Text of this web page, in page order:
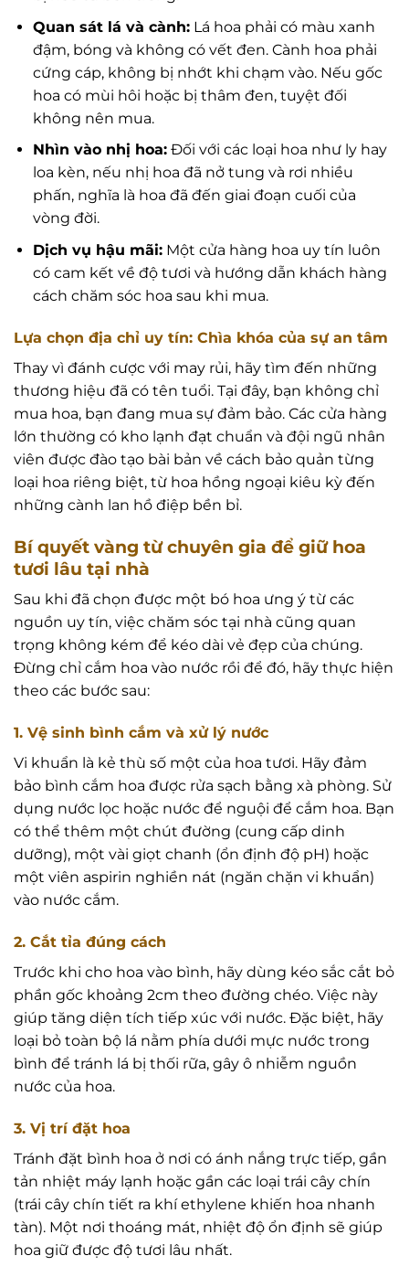
Quan sát lá và cành:Lá hoa phải có màu xanh
đậm, bóng và không có vết đen. Cành hoa phải
cứng cáp, không bị nhớt khi chạm vào. Nếu gốc
hoa có mùi hôi hoặc bị thâm đen, tuyệt đối
không nên mua.
Nhìn vào nhị hoa:Đối với các loại hoa như ly hay
loa kèn, nếu nhị hoa đã nở tung và rơi nhiều
phấn, nghĩa là hoa đã đến giai đoạn cuối của
vòng đời.
Dịch vụ hậu mãi:Một cửa hàng hoa uy tín luôn
có cam kết về độ tươi và hướng dẫn khách hàng
cách chăm sóc hoa sau khi mua.
Lựa chọn địa chỉ uy tín: Chìa khóa của sự an tâm
Thay vì đánh cược với may rủi, hãy tìm đến những
thương hiệu đã có tên tuổi. Tại đây, bạn không chỉ
mua hoa, bạn đang mua sự đảm bảo. Các cửa hàng
lớn thường có kho lạnh đạt chuẩn và đội ngũ nhân
viên được đào tạo bài bản về cách bảo quản từng
loại hoa riêng biệt, từ hoa hồng ngoại kiêu kỳ đến
những cành lan hồ điệp bền bỉ.
Bí quyết vàng từ chuyên gia để giữ hoa
tươi lâu tại nhà
Sau khi đã chọn được một bó hoa ưng ý từ các
nguồn uy tín, việc chăm sóc tại nhà cũng quan
trọng không kém để kéo dài vẻ đẹp của chúng.
Đừng chỉ cắm hoa vào nước rồi để đó, hãy thực hiện
theo các bước sau:
1. Vệ sinh bình cắm và xử lý nước
Vi khuẩn là kẻ thù số một của hoa tươi. Hãy đảm
bảo bình cắm hoa được rửa sạch bằng xà phòng. Sử
dụng nước lọc hoặc nước để nguội để cắm hoa. Bạn
có thể thêm một chút đường (cung cấp dinh
dưỡng), một vài giọt chanh (ổn định độ pH) hoặc
một viên aspirin nghiền nát (ngăn chặn vi khuẩn)
vào nước cắm.
2. Cắt tỉa đúng cách
Trước khi cho hoa vào bình, hãy dùng kéo sắc cắt bỏ
phần gốc khoảng 2cm theo đường chéo. Việc này
giúp tăng diện tích tiếp xúc với nước. Đặc biệt, hãy
loại bỏ toàn bộ lá nằm phía dưới mực nước trong
bình để tránh lá bị thối rữa, gây ô nhiễm nguồn
nước của hoa.
3. Vị trí đặt hoa
Tránh đặt bình hoa ở nơi có ánh nắng trực tiếp, gần
tản nhiệt máy lạnh hoặc gần các loại trái cây chín
(trái cây chín tiết ra khí ethylene khiến hoa nhanh
tàn). Một nơi thoáng mát, nhiệt độ ổn định sẽ giúp
hoa giữ được độ tươi lâu nhất.